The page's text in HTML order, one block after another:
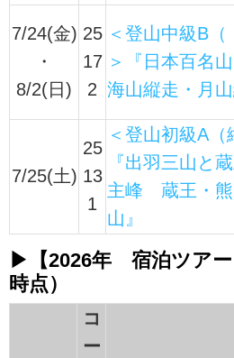
7/24(金)
・
8/2(日)
25
17
2
＜登山中級B（
＞『日本百名
海山縦走・月山
7/25(土)
25
13
1
＜登山初級A（
『出羽三山と
主峰 蔵王・熊
山』
▶【2026年 宿泊ツアー
時点）
コ
ー